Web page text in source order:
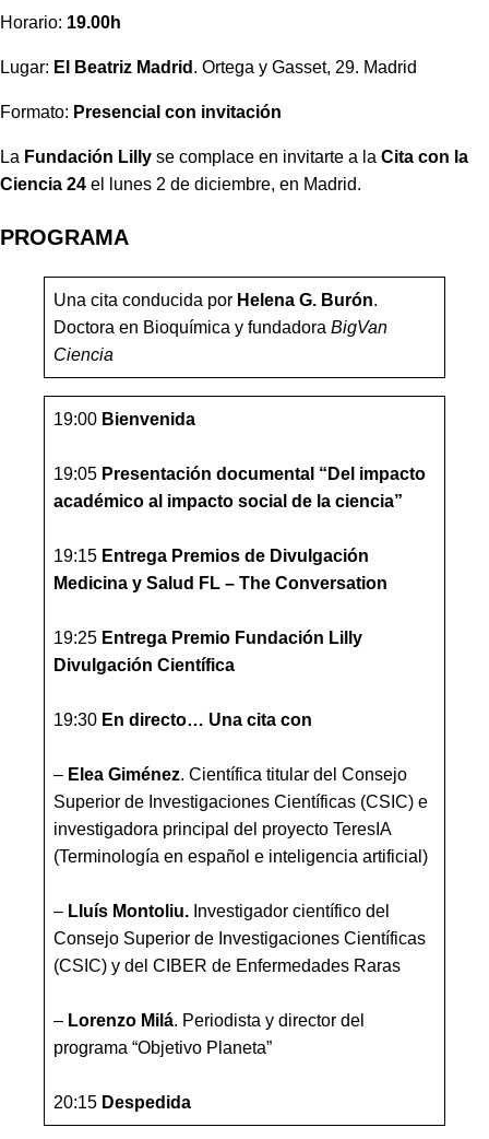
Horario: 19.00h
Lugar: El Beatriz Madrid . Ortega y Gasset, 29. Madrid
Formato: Presencial con invitación
La Fundación Lilly se complace en invitarte a la Cita con la
Ciencia 24 el lunes 2 de diciembre, en Madrid.
PROGRAMA
Una cita conducida por Helena G. Burón.
Doctora en Bioquímica y fundadora BigVan
Ciencia
19:00 Bienvenida
19:05 Presentación documental “Del impacto
académico al impacto social de la ciencia”
19:15 Entrega Premios de Divulgación
Medicina y Salud FL – The Conversation
19:25 Entrega Premio Fundación Lilly
Divulgación Científica
19:30 En directo… Una cita con
– Elea Giménez. Científica titular del Consejo
Superior de Investigaciones Científicas (CSIC) e
investigadora principal del proyecto TeresIA
(Terminología en español e inteligencia artificial)
– Lluís Montoliu. Investigador científico del
Consejo Superior de Investigaciones Científicas
(CSIC) y del CIBER de Enfermedades Raras
– Lorenzo Milá. Periodista y director del
programa “Objetivo Planeta”
20:15 Despedida